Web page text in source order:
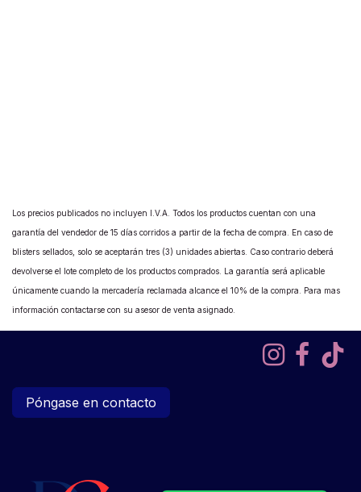
Los precios publicados no incluyen I.V.A. Todos los productos cuentan con una
garantía del vendedor de 15 días corridos a partir de la fecha de compra. En caso de
blisters sellados, solo se aceptarán tres (3) unidades abiertas. Caso contrario deberá
devolverse el lote completo de los productos comprados. La garantía será aplicable
únicamente cuando la mercadería reclamada alcance el 10% de la compra. Para mas
información contactarse con su asesor de venta asignado.
Póngase en contacto